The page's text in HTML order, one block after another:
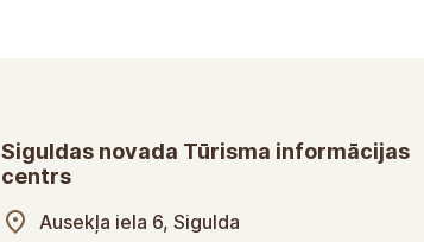
Siguldas novada Tūrisma informācijas
centrs
Ausekļa iela 6, Sigulda